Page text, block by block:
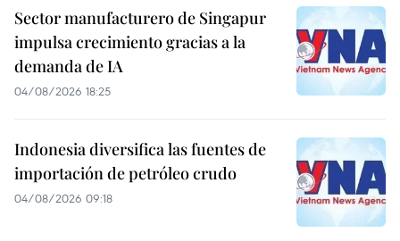
Sector manufacturero de Singapur
impulsa crecimiento gracias a la
demanda de IA
04/08/2026 18:25
Indonesia diversifica las fuentes de
importación de petróleo crudo
04/08/2026 09:18